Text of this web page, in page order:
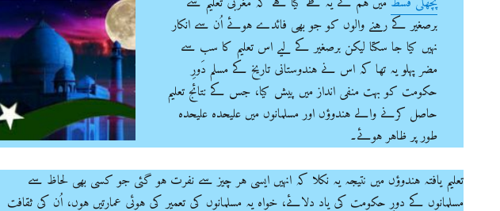
برصغیر کے رہنے والوں کو جو بھی فائدے ہوئے اُن سے انکار
نہیں کیا جا سکتا لیکن برصغیر کے لیے اس تعلیم کا سب سے
مضر پہلو یہ تھا کہ اس نے ہندوستانی تاریخ کے مسلم دَورِ
حکومت کو بہت منفی انداز میں پیش کیا، جس کے نتائج تعلیم
حاصل کرنے والے ہندوؤں اور مسلمانوں میں علیحدہ علیحدہ
طور پر ظاہر ہوئے۔
تعلیم یافتہ ہندوؤں میں نتیجہ یہ نکلا کہ انہیں ایسی ہر چیز سے نفرت ہو گئی جو کسی بھی لحاظ سے
مسلمانوں کے دورِ حکومت کی یاد دلائے، خواہ یہ مسلمانوں کی تعمیر کی ہوئی عمارتیں ہوں، اُن کی ثقافت